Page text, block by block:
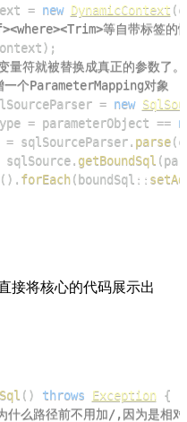
= new DynamicContext (
等自带标签的
) ;
符就被替换成真正的参数了
个ParameterMapping对象
= new
= parameterObject ==
= sqlSourceParser. parse(
. getBoundSql (
( ) . forEach( boundSql ::
接将核心的代码展示出
( ) throws Exception {
么路径前不用加/,因为是相